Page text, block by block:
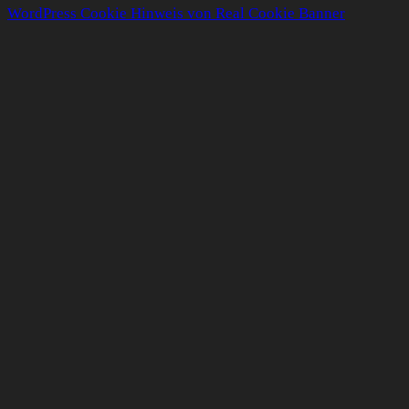
WordPress Cookie Hinweis von Real Cookie Banner